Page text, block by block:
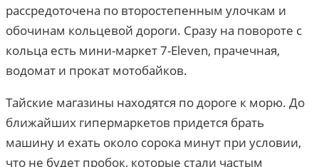
рассредоточена по второстепенным улочкам и
обочинам кольцевой дороги. Сразу на повороте с
кольца есть мини-маркет 7-Eleven, прачечная,
водомат и прокат мотобайков.
Тайские магазины находятся по дороге к морю. До
ближайших гипермаркетов придется брать
машину и ехать около сорока минут при условии,
что не будет пробок, которые стали частым